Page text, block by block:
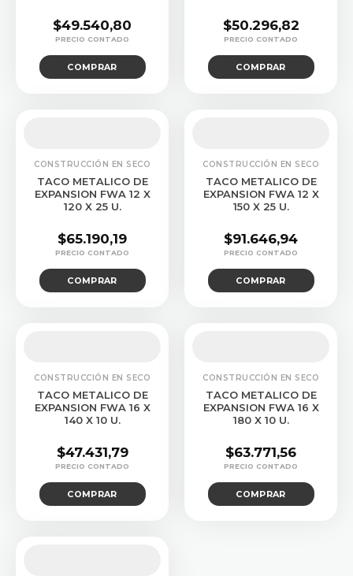
$49.540,80
COMPRAR
$50.296,82
COMPRAR
CONSTRUCCIÓN EN SECO
TACO METALICO DE
EXPANSION FWA 12 X
120 X 25 U.
$65.190,19
COMPRAR
CONSTRUCCIÓN EN SECO
TACO METALICO DE
EXPANSION FWA 12 X
150 X 25 U.
$91.646,94
COMPRAR
CONSTRUCCIÓN EN SECO
TACO METALICO DE
EXPANSION FWA 16 X
140 X 10 U.
$47.431,79
COMPRAR
CONSTRUCCIÓN EN SECO
TACO METALICO DE
EXPANSION FWA 16 X
180 X 10 U.
$63.771,56
COMPRAR